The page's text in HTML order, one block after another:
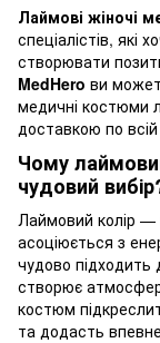
Лаймові жіночі
спеціалістів, які
створювати
MedHero ви
медичні костюми
доставкою по всій
Чому
чудовий
Лаймовий колір —
асоціюється з
чудово підходить
створює
костюм
та додасть